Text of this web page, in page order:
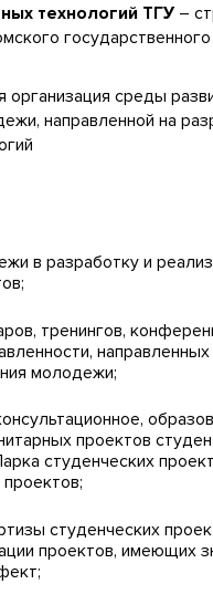
технологий ТГУ –
организация среды
направленной на
в разработку и
тренингов,
молодежи;
проектов
студенческих
студенческих
проектов, имеющих